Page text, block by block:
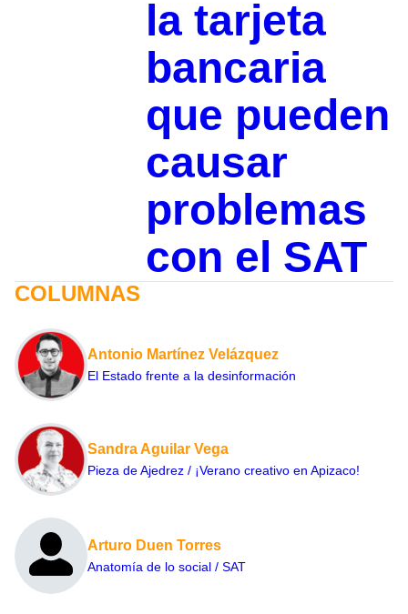
la tarjeta
bancaria
que pueden
causar
problemas
con el SAT
COLUMNAS
Antonio Martínez Velázquez
El Estado frente a la desinformación
Sandra Aguilar Vega
Pieza de Ajedrez / ¡Verano creativo en Apizaco!
Arturo Duen Torres
Anatomía de lo social / SAT